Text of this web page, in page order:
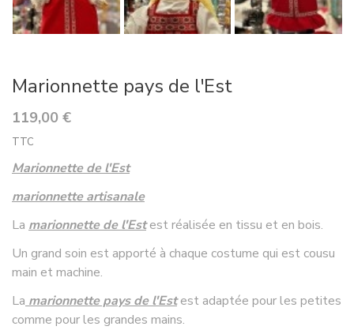
Marionnette pays de l'Est
119,00 €
TTC
Marionnette de l'Est
marionnette artisanale
La marionnette de l'Estest réalisée en tissu et en bois.
Un grand soin est apporté à chaque costume qui est cousu
main et machine.
La marionnette pays de l'Estest adaptée pour les petites
comme pour les grandes mains.